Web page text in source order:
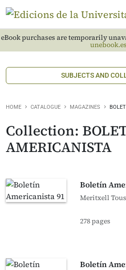
eBook purchases are temporarily
unebook.es
SUBJECTS AND
HOME CATALOGUE MAGAZINES
Collection:
AMERICANISTA
Boletín
Meritxell
278 pages
Boletín